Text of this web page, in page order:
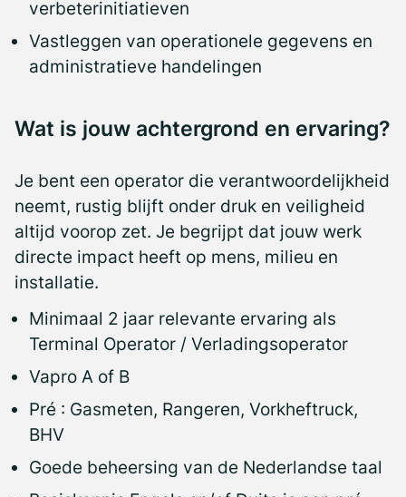
verbeterinitiatieven
Vastleggen van operationele gegevens en
administratieve handelingen
Wat is jouw achtergrond en ervaring?
Je bent een operator die verantwoordelijkheid
neemt, rustig blijft onder druk en veiligheid
altijd voorop zet. Je begrijpt dat jouw werk
directe impact heeft op mens, milieu en
installatie.
Minimaal 2 jaar relevante ervaring als
Terminal Operator / Verladingsoperator
Vapro A of B
Pré : Gasmeten, Rangeren, Vorkheftruck,
BHV
Goede beheersing van de Nederlandse taal